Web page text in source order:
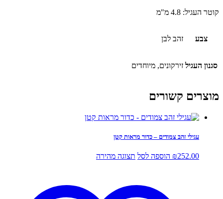
קוטר העגיל: 4.8 מ"מ
צבע זהב לבן
סגנון העגיל זירקונים, מיוחדים
מוצרים קשורים
עגילי זהב צמודים – כדור מראות קטן
₪252.00 הוספה לסל תצוגה מהירה